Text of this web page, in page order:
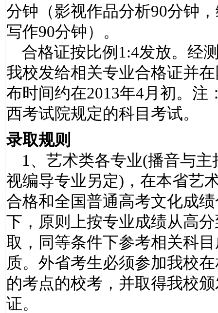
分钟（影视作品分析90分钟
写作90分钟）。
合格证按比例1:4发放。经
我校发给相关专业合格证并
布时间约在2013年4月初。注
西考试院规定的科目考试。
录取规则
1、艺术类各专业(播音与主
视编导专业另定)，在本省艺
合格和全国普通高考文化成
下，原则上按专业成绩从高
取，同等条件下参考相关科
质。外省考生必须参加我校
的考点的校考，并取得我校
证。